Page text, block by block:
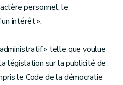
personnel, le
intérêt ».
» telle que voulue
législation sur la publicité de
le Code de la démocratie